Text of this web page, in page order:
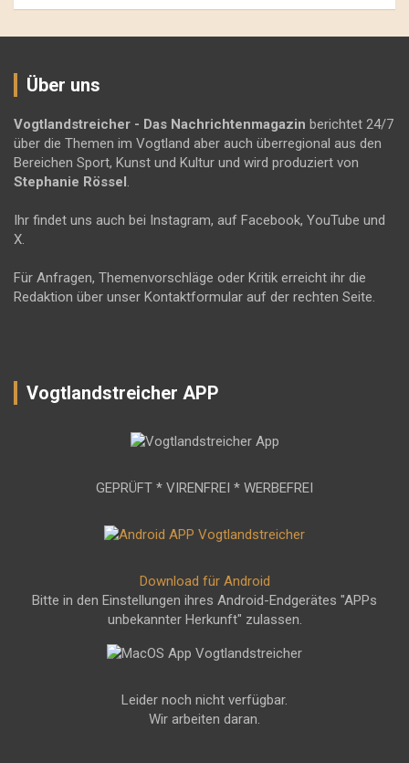
Über uns
Vogtlandstreicher - Das Nachrichtenmagazin berichtet 24/7
über die Themen im Vogtland aber auch überregional aus den
Bereichen Sport, Kunst und Kultur und wird produziert von
Stephanie Rössel.
Ihr findet uns auch bei Instagram, auf Facebook, YouTube und
X.
Für Anfragen, Themenvorschläge oder Kritik erreicht ihr die
Redaktion über unser Kontaktformular auf der rechten Seite.
Vogtlandstreicher APP
GEPRÜFT * VIRENFREI * WERBEFREI
Download für Android
Bitte in den Einstellungen ihres Android-Endgerätes "APPs
unbekannter Herkunft" zulassen.
Leider noch nicht verfügbar.
Wir arbeiten daran.